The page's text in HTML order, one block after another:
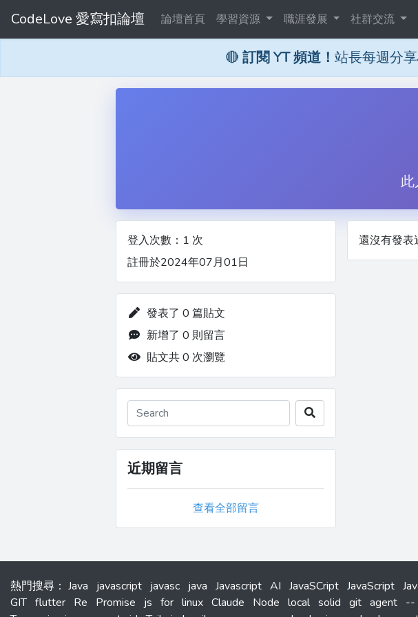
CodeLove 愛寫扣論壇 論壇首頁 學習資源 職涯發展 社群交流
🔴 訂閱 YT 頻道！ 站長每週分
此
登入次數：1 次
註冊於2024年07月01日
發表了 0 篇貼文
新增了 0 則留言
貼文共 0 次瀏覽
近期留言
查看全部留言
還沒有發表
熱門搜尋 ： Java javascript javasc java Javascript AI JavaSCript JavaScript
GIT flutter Re Promise js for linux Claude Node local solid git agent --